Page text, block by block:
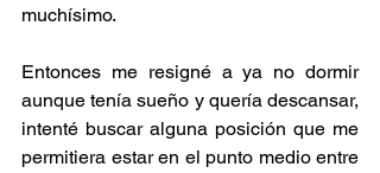
muchísimo.
Entonces me resigné a ya no dormir
aunque tenía sueño y quería descansar,
intenté buscar alguna posición que me
permitiera estar en el punto medio entre